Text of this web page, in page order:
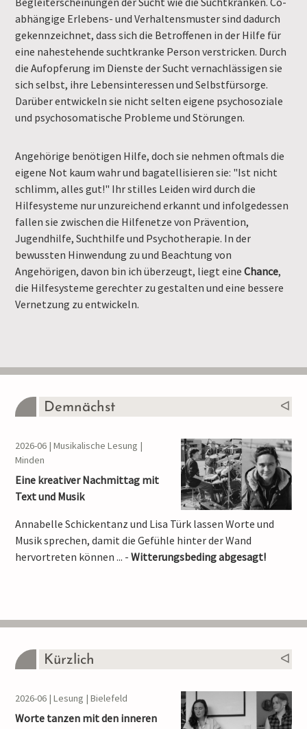
abhängige Erlebens- und Verhaltensmuster sind dadurch
gekennzeichnet, dass sich die Betroffenen in der Hilfe für
eine nahestehende suchtkranke Person verstricken. Durch
die Aufopferung im Dienste der Sucht vernachlässigen sie
sich selbst, ihre Lebensinteressen und Selbstfürsorge.
Darüber entwickeln sie nicht selten eigene psychosoziale
und psychosomatische Probleme und Störungen.
Angehörige benötigen Hilfe, doch sie nehmen oftmals die
eigene Not kaum wahr und bagatellisieren sie: "Ist nicht
schlimm, alles gut!" Ihr stilles Leiden wird durch die
Hilfesysteme nur unzureichend erkannt und infolgedessen
fallen sie zwischen die Hilfenetze von Prävention,
Jugendhilfe, Suchthilfe und Psychotherapie. In der
bewussten Hinwendung zu und Beachtung von
Angehörigen, davon bin ich überzeugt, liegt eineChance,
die Hilfesysteme gerechter zu gestalten und eine bessere
Vernetzung zu entwickeln.
Demnächst
2026-06 | Musikalische Lesung |
Minden
Eine kreativer Nachmittag mit
Text und Musik
Annabelle Schickentanz und Lisa Türk lassen Worte und
Musik sprechen, damit die Gefühle hinter der Wand
hervortreten können ... -Witterungsbeding abgesagt!
Kürzlich
2026-06 | Lesung | Bielefeld
Worte tanzen mit den inneren